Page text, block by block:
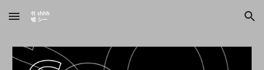
Skip to main content Skip to navigation